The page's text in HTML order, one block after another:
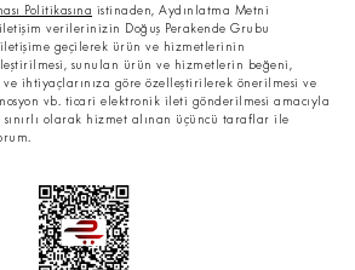
Politikasına istinaden, Aydınlatma Metni
verilerinizin Doğuş Perakende Grubu
geçilerek ürün ve hizmetlerinin
sunulan ürün ve hizmetlerin beğeni,
ve ihtiyaçlarınıza göre özelleştirilerek önerilmesi ve
vb. ticari elektronik ileti gönderilmesi amacıyla
olarak hizmet alınan üçüncü taraflar ile